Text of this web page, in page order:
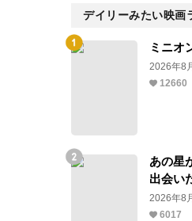
デイリーみたい映画
ミニオ
2026年8
12660
あの星
出会い
2026年8
6017